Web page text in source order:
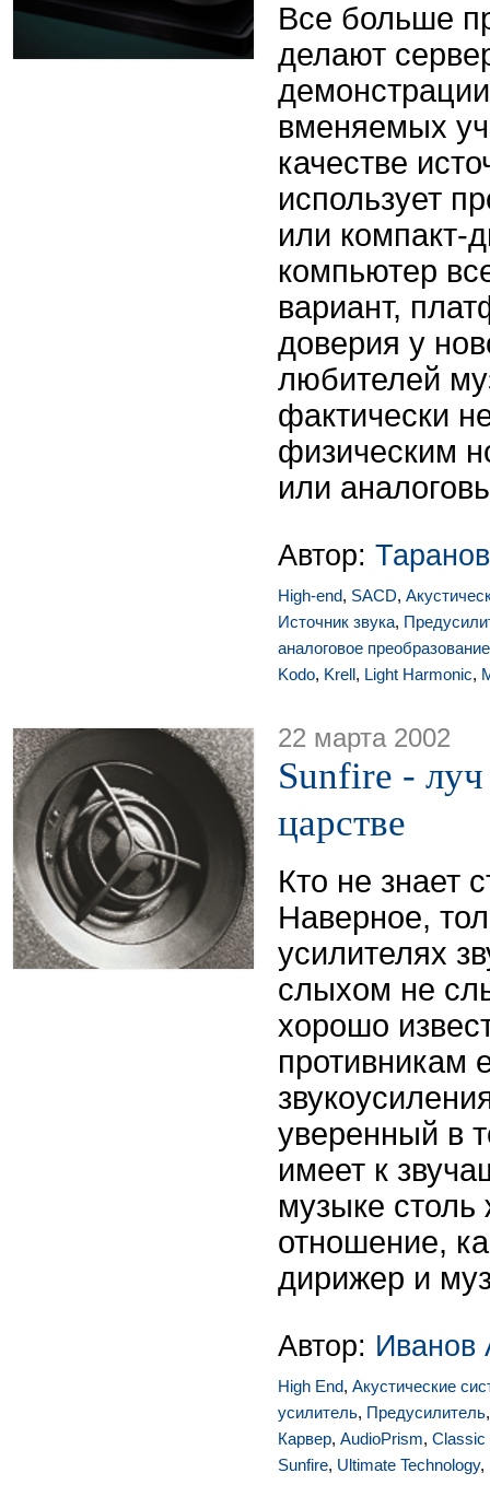
Все больше
делают
вменяемых
качестве
использует
или компакт-
компьютер
вариант,
доверия у
любителей
фактически
физическим
или
Автор:
High-end, SACD,
Источник звука,
аналоговое преобразование
Kodo, Krell, Light Harmonic,
22 марта 2002
Sunfire -
царстве
Кто не знает
Наверное,
усилителях
слыхом не
хорошо
противникам
уверенный в
имеет к
музыке
отношение,
дирижер и
Автор: Иванов
High End, Акустические
усилитель, Предусилитель
Карвер, AudioPrism, Classic
Sunfire, Ultimate Technology,